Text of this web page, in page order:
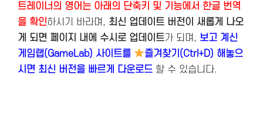
트레이너의 영어는 아래의 단축키 및 기능에서 한글 번역
을 확인하시기 바라며, 최신 업데이트 버전이 새롭게 나오
게 되면 페이지 내에 수시로 업데이트가 되며, 보고 계신
게임랩(GameLab) 사이트를
즐겨찾기(Ctrl+D) 해놓으
시면 최신 버전을 빠르게 다운로드 할 수 있습니다.